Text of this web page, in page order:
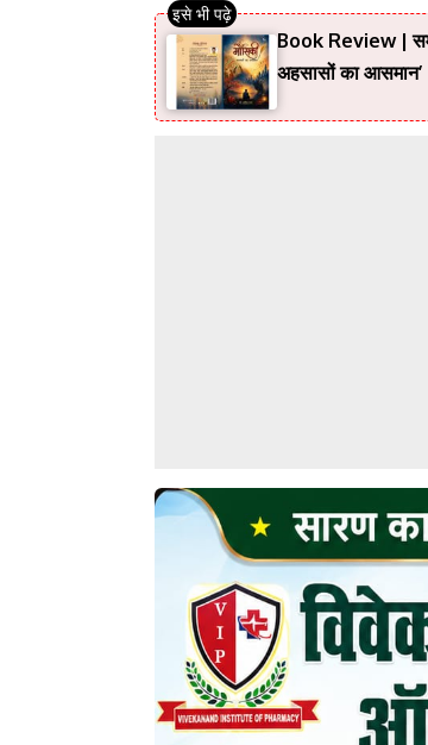
Book Review |
अहसासों का आसमान’